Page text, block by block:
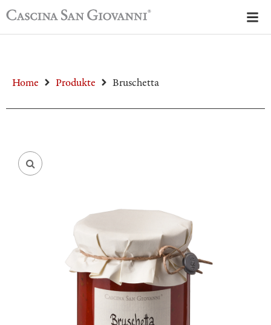
Home Produkte Bruschetta